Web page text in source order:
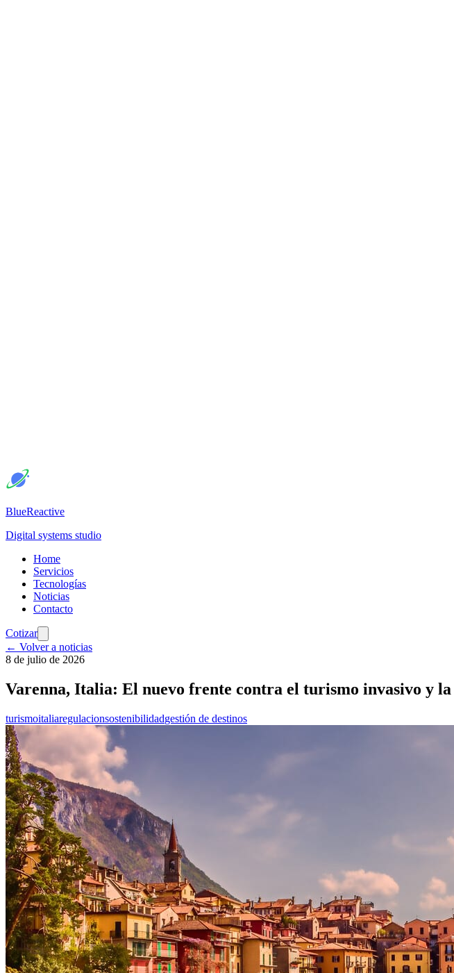
BlueReactive
Digital systems studio
Home
Servicios
Tecnologías
Noticias
Contacto
Cotizar
← Volver a noticias
8 de julio de 2026
Varenna, Italia: El nuevo frente contra el turismo invasivo y
turismoitaliaregulacionsostenibilidadgestión de destinos